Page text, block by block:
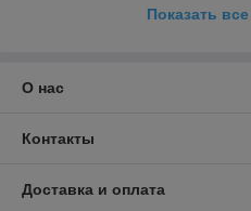
Показать
О нас
Контакты
Доставка и оплата